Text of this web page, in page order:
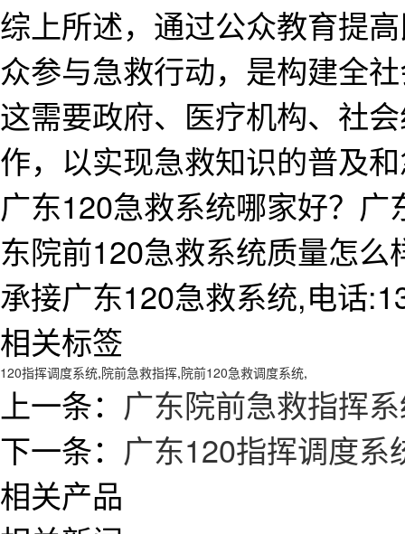
综上所述，通过公众教育提
众参与急救行动，是构建全
这需要政府、医疗机构、社
作，以实现急救知识的普及
广东120急救系统哪家好？
东院前120急救系统质量怎
承接广东120急救系统,电话
相关标签
120指挥调度系统,院前急救指挥,院前120急救调度系统,
上一条： 广东院前急救指挥
下一条： 广东120指挥调度
相关产品